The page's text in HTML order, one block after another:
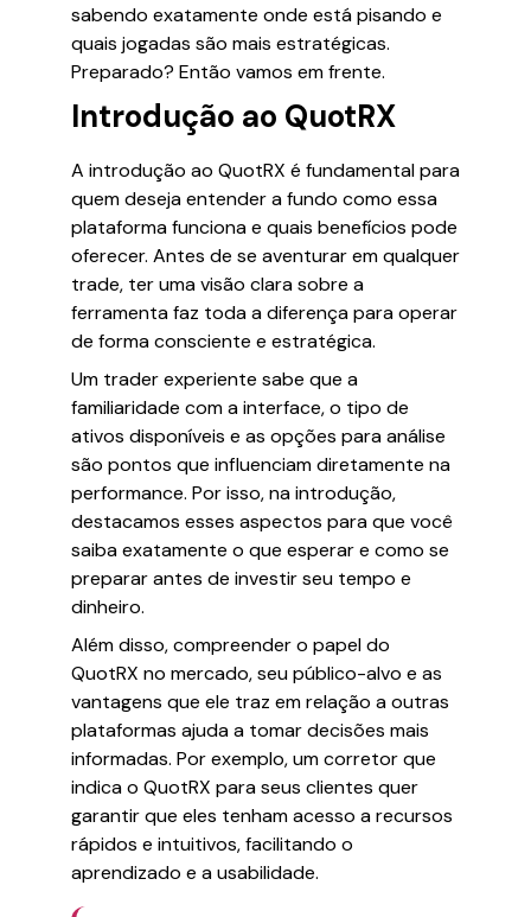
sabendo exatamente onde está pisando e
quais jogadas são mais estratégicas.
Preparado? Então vamos em frente.
Introdução ao QuotRX
A introdução ao QuotRX é fundamental para
quem deseja entender a fundo como essa
plataforma funciona e quais benefícios pode
oferecer. Antes de se aventurar em qualquer
trade, ter uma visão clara sobre a
ferramenta faz toda a diferença para operar
de forma consciente e estratégica.
Um trader experiente sabe que a
familiaridade com a interface, o tipo de
ativos disponíveis e as opções para análise
são pontos que influenciam diretamente na
performance. Por isso, na introdução,
destacamos esses aspectos para que você
saiba exatamente o que esperar e como se
preparar antes de investir seu tempo e
dinheiro.
Além disso, compreender o papel do
QuotRX no mercado, seu público-alvo e as
vantagens que ele traz em relação a outras
plataformas ajuda a tomar decisões mais
informadas. Por exemplo, um corretor que
indica o QuotRX para seus clientes quer
garantir que eles tenham acesso a recursos
rápidos e intuitivos, facilitando o
aprendizado e a usabilidade.